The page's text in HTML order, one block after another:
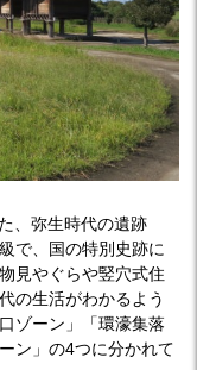
、弥生時代の遺跡
で、国の特別史跡に
見やぐらや竪穴式住
の生活がわかるよう
ゾーン」「環濠集落
ン」の4つに分かれて